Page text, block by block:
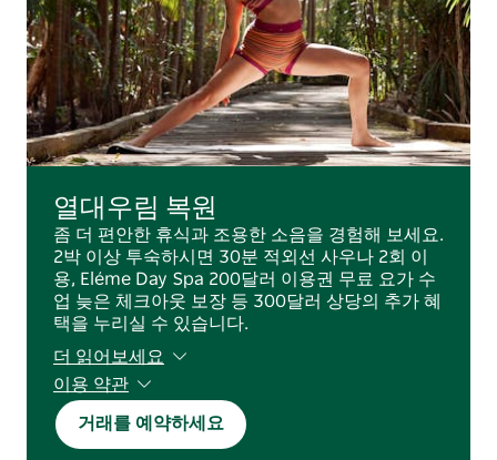
열대우림 복원
좀 더 편안한 휴식과 조용한 소음을 경험해 보세요.
2박 이상 투숙하시면 30분 적외선 사우나 2회 이
용, Eléme Day Spa 200달러 이용권 무료 요가 수
업 늦은 체크아웃 보장 등 300달러 상당의 추가 혜
택을 누리실 수 있습니다.
더 읽어보세요
이용 약관
예약은 객실 상황에 따라 달라질 수 있습니다. 특정
기간에는 예약이 불가하며 사전 예약 필수 및 최소
2박 숙박 조건이 적용됩니다. 본 혜택은 신규 예약
거래를 예약하세요